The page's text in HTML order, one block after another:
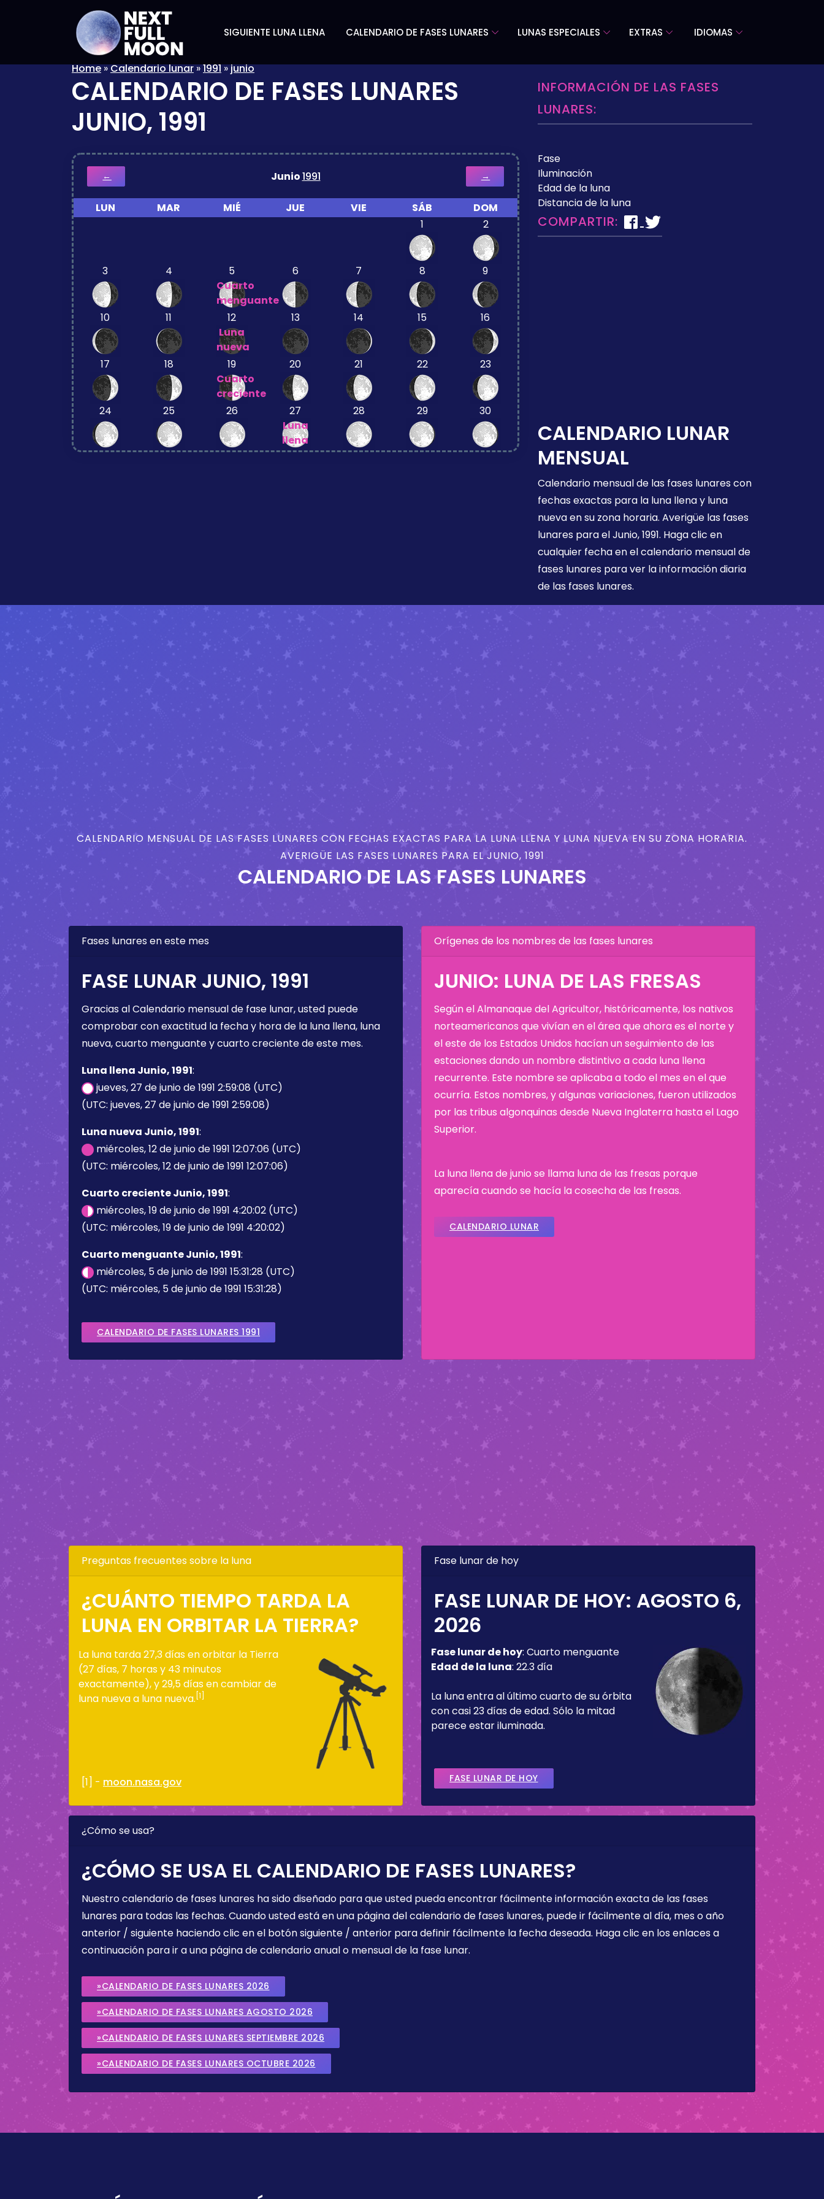
SIGUIENTE LUNA LLENA CALENDARIO DE FASES LUNARES LUNAS ESPECIALES EXTRAS IDIOMAS
Home»Calendario lunar»1991»junio
CALENDARIO DE FASES LUNARES
JUNIO, 1991
← Junio1991 →
LUN MAR MIÉ JUE VIE SÁB
DOM
1
2
3 4
5
Cuarto
menguante
6 7 8 9
10 11
12
Luna
nueva
13 14 15 16
17 18
19
Cuarto
creciente
20 21 22 23
24 25 26
27
Luna
llena
28 29 30
INFORMACIÓN DE LAS FASES
LUNARES:
Fase
Iluminación
Edad de la luna
Distancia de la luna
COMPARTIR:
CALENDARIO LUNAR
MENSUAL
Calendario mensual de las fases lunares con
fechas exactas para la luna llena y luna
nueva en su zona horaria. Averigüe las fases
lunares para el Junio, 1991. Haga clic en
cualquier fecha en el calendario mensual de
fases lunares para ver la información diaria
de las fases lunares.
CALENDARIO MENSUAL DE LAS FASES LUNARES CON FECHAS EXACTAS PARA LA LUNA LLENA Y LUNA NUEVA EN SU ZONA HORARIA.
AVERIGÜE LAS FASES LUNARES PARA EL JUNIO, 1991
CALENDARIO DE LAS FASES LUNARES
Fases lunares en este mes
FASE LUNAR JUNIO, 1991
Gracias al Calendario mensual de fase lunar, usted puede
comprobar con exactitud la fecha y hora de la luna llena, luna
nueva, cuarto menguante y cuarto creciente de este mes.
Luna llena Junio, 1991:
jueves, 27 de junio de 1991 2:59:08 (UTC)
(UTC: jueves, 27 de junio de 1991 2:59:08)
Luna nueva Junio, 1991:
miércoles, 12 de junio de 1991 12:07:06 (UTC)
(UTC: miércoles, 12 de junio de 1991 12:07:06)
Cuarto creciente Junio, 1991:
miércoles, 19 de junio de 1991 4:20:02 (UTC)
(UTC: miércoles, 19 de junio de 1991 4:20:02)
Cuarto menguante Junio, 1991:
miércoles, 5 de junio de 1991 15:31:28 (UTC)
(UTC: miércoles, 5 de junio de 1991 15:31:28)
CALENDARIO DE FASES LUNARES 1991
Orígenes de los nombres de las fases lunares
JUNIO: LUNA DE LAS FRESAS
Según el Almanaque del Agricultor, históricamente, los nativos
norteamericanos que vivían en el área que ahora es el norte y
el este de los Estados Unidos hacían un seguimiento de las
estaciones dando un nombre distintivo a cada luna llena
recurrente. Este nombre se aplicaba a todo el mes en el que
ocurría. Estos nombres, y algunas variaciones, fueron utilizados
por las tribus algonquinas desde Nueva Inglaterra hasta el Lago
Superior.
La luna llena de junio se llama luna de las fresas porque
aparecía cuando se hacía la cosecha de las fresas.
CALENDARIO LUNAR
Preguntas frecuentes sobre la luna
¿CUÁNTO TIEMPO TARDA LA
LUNA EN ORBITAR LA TIERRA?
La luna tarda 27,3 días en orbitar la Tierra
(27 días, 7 horas y 43 minutos
exactamente), y 29,5 días en cambiar de
luna nueva a luna nueva. [1]
[1] - moon.nasa.gov
Fase lunar de hoy
FASE LUNAR DE HOY: AGOSTO 6,
2026
Fase lunar de hoy: Cuarto menguante
Edad de la luna: 22.3 día
La luna entra al último cuarto de su órbita
con casi 23 días de edad. Sólo la mitad
parece estar iluminada.
FASE LUNAR DE HOY
¿Cómo se usa?
¿CÓMO SE USA EL CALENDARIO DE FASES LUNARES?
Nuestro calendario de fases lunares ha sido diseñado para que usted pueda encontrar fácilmente información exacta de las fases
lunares para todas las fechas. Cuando usted está en una página del calendario de fases lunares, puede ir fácilmente al día, mes o año
anterior / siguiente haciendo clic en el botón siguiente / anterior para definir fácilmente la fecha deseada. Haga clic en los enlaces a
continuación para ir a una página de calendario anual o mensual de la fase lunar.
»CALENDARIO DE FASES LUNARES 2026
»CALENDARIO DE FASES LUNARES AGOSTO 2026
»CALENDARIO DE FASES LUNARES SEPTIEMBRE 2026
»CALENDARIO DE FASES LUNARES OCTUBRE 2026